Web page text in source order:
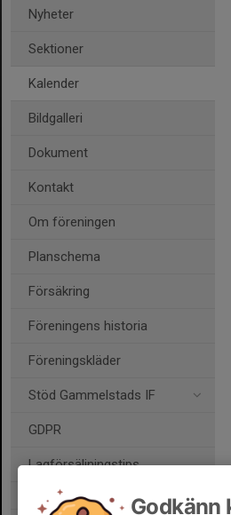
Nyheter
Sektioner
Kalender
Bildgalleri
Dokument
Kontakt
Om föreningen
Planschema
Försäkring
Föreningens historia
Föreningskläder
Stöd Gammelstads IF
GDPR
Lagförsäljningstips
Godkänn